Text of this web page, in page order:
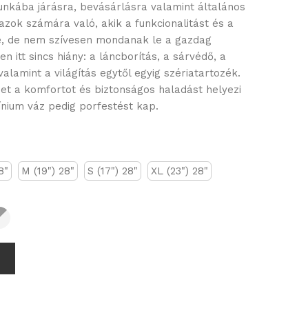
járásra, bevásárlásra valamint általános
számára való, akik a funkcionalitást és a
nem szívesen mondanak le a gazdag
itt sincs hiány: a láncborítás, a sárvédő, a
a világítás egytől egyig szériatartozék.
a komfortot és biztonságos haladást helyezi
váz pedig porfestést kap.
M (19") 28" S (17") 28" XL (23") 28"